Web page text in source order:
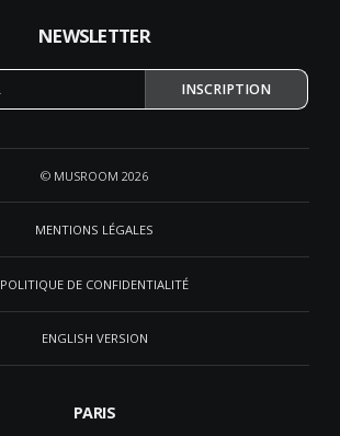
NEWSLETTER
INSCRIPTION
© MUSROOM 2026
MENTIONS LÉGALES
POLITIQUE DE CONFIDENTIALITÉ
ENGLISH VERSION
PARIS